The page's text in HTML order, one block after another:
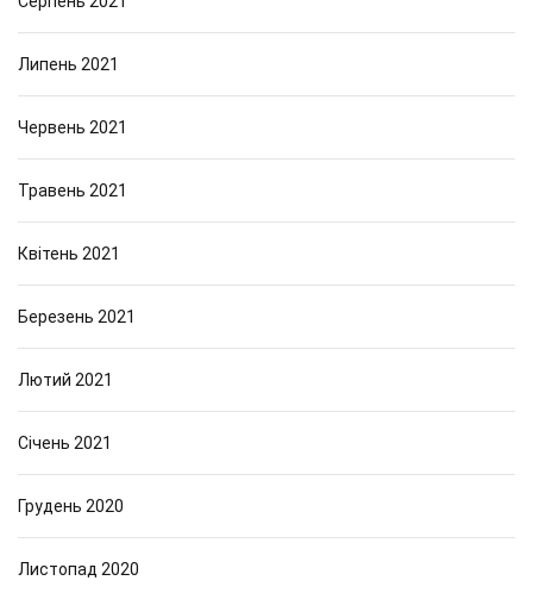
Липень 2021
Червень 2021
Травень 2021
Квітень 2021
Березень 2021
Лютий 2021
Січень 2021
Грудень 2020
Листопад 2020